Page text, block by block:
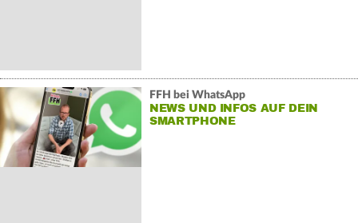
FFH bei WhatsApp
NEWS UND INFOS AUF DEIN
SMARTPHONE